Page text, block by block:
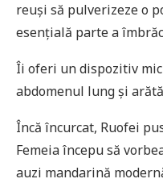
reuși să pulverizeze o
esențială parte a
Îi oferi un dispozitiv
abdomenul lung și
Încă încurcat, Ruofei
Femeia începu să
auzi mandarină